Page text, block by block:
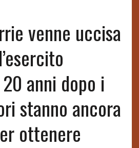
venne uccisa
anni dopo i
stanno ancora
ottenere